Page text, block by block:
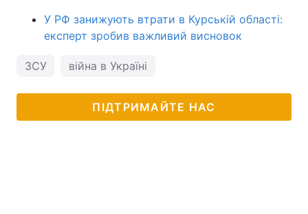
У РФ занижують втрати в Курській області:
експерт зробив важливий висновок
ЗСУ війна в Україні
ПІДТРИМАЙТЕ НАС